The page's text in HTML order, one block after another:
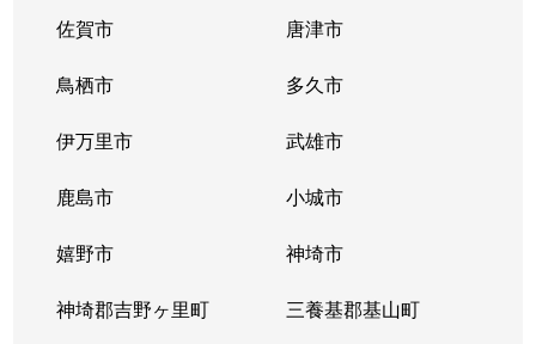
佐賀市 唐津市
鳥栖市 多久市
伊万里市 武雄市
鹿島市 小城市
嬉野市 神埼市
神埼郡吉野ヶ里町 三養基郡基山町